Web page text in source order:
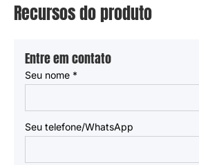
Recursos do produto
Entre em contato
Seu nome *
Seu telefone/WhatsApp